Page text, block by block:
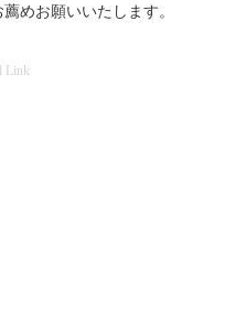
めお願いいたします。
Link